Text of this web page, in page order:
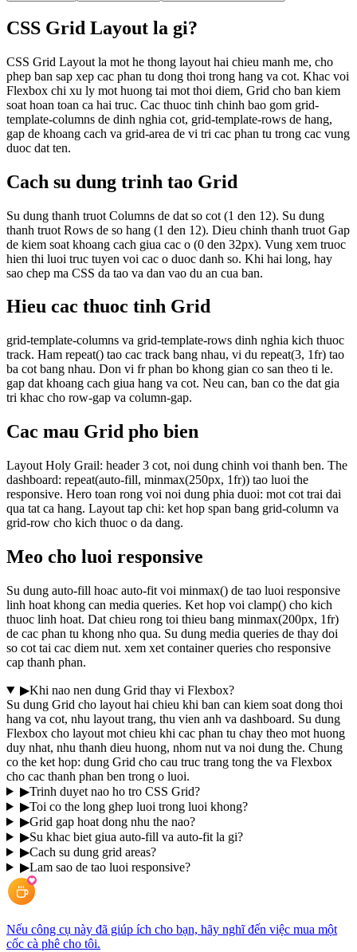
CSS Grid Layout la gi?
CSS Grid Layout la mot he thong layout hai chieu manh me, cho
phep ban sap xep cac phan tu dong thoi trong hang va cot. Khac voi
Flexbox chi xu ly mot huong tai mot thoi diem, Grid cho ban kiem
soat hoan toan ca hai truc. Cac thuoc tinh chinh bao gom grid-
template-columns de dinh nghia cot, grid-template-rows de hang,
gap de khoang cach va grid-area de vi tri cac phan tu trong cac vung
duoc dat ten.
Cach su dung trinh tao Grid
Su dung thanh truot Columns de dat so cot (1 den 12). Su dung
thanh truot Rows de so hang (1 den 12). Dieu chinh thanh truot Gap
de kiem soat khoang cach giua cac o (0 den 32px). Vung xem truoc
hien thi luoi truc tuyen voi cac o duoc danh so. Khi hai long, hay
sao chep ma CSS da tao va dan vao du an cua ban.
Hieu cac thuoc tinh Grid
grid-template-columns va grid-template-rows dinh nghia kich thuoc
track. Ham repeat() tao cac track bang nhau, vi du repeat(3, 1fr) tao
ba cot bang nhau. Don vi fr phan bo khong gian co san theo ti le.
gap dat khoang cach giua hang va cot. Neu can, ban co the dat gia
tri khac cho row-gap va column-gap.
Cac mau Grid pho bien
Layout Holy Grail: header 3 cot, noi dung chinh voi thanh ben. The
dashboard: repeat(auto-fill, minmax(250px, 1fr)) tao luoi the
responsive. Hero toan rong voi noi dung phia duoi: mot cot trai dai
qua tat ca hang. Layout tap chi: ket hop span bang grid-column va
grid-row cho kich thuoc o da dang.
Meo cho luoi responsive
Su dung auto-fill hoac auto-fit voi minmax() de tao luoi responsive
linh hoat khong can media queries. Ket hop voi clamp() cho kich
thuoc linh hoat. Dat chieu rong toi thieu bang minmax(200px, 1fr)
de cac phan tu khong nho qua. Su dung media queries de thay doi
so cot tai cac diem nut. xem xet container queries cho responsive
cap thanh phan.
▶Khi nao nen dung Grid thay vi Flexbox?
Su dung Grid cho layout hai chieu khi ban can kiem soat dong thoi
hang va cot, nhu layout trang, thu vien anh va dashboard. Su dung
Flexbox cho layout mot chieu khi cac phan tu chay theo mot huong
duy nhat, nhu thanh dieu huong, nhom nut va noi dung the. Chung
co the ket hop: dung Grid cho cau truc trang tong the va Flexbox
cho cac thanh phan ben trong o luoi.
▶Trinh duyet nao ho tro CSS Grid?
▶Toi co the long ghep luoi trong luoi khong?
▶Grid gap hoat dong nhu the nao?
▶Su khac biet giua auto-fill va auto-fit la gi?
▶Cach su dung grid areas?
▶Lam sao de tao luoi responsive?
Nếu công cụ này đã giúp ích cho bạn, hãy nghĩ đến việc mua một
cốc cà phê cho tôi.